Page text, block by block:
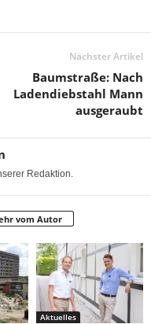
Nächster Artikel
Baumstraße: Nach
Ladendiebstahl Mann
ausgeraubt
Redaktion.
vom Autor
Aktuelles